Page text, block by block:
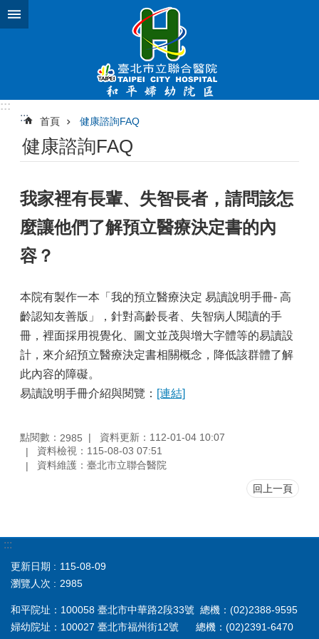
跳到主要內容區塊
:::
:::
首頁 健康諮詢FAQ
健康諮詢FAQ
我家裡有長輩、失智長者，請問該怎
麼讓他們了解預立醫療決定書的內
容？
本院有製作一本「我的預立醫療決定 易讀說明手冊- 高
齡認知友善版」，針對高齡長者、失智病人閱讀的手
冊，裡面採用視覺化、圖文並茂與增大字體等的易讀設
計，來介紹預立醫療決定書相關概念，降低該群體了解
此內容的障礙。
易讀說明手冊介紹與閱覽： [連結]
點閱數： 2985
資料更新：112-01-04 10:07
資料檢視：115-08-03 07:51
資料維護：臺北市立聯合醫院
回上一頁
:::
更新日期
115-08-09
瀏覽人次
2985
和平院址：100058 臺北市中華路2段33號 總機：(02)2388-9595
婦幼院址：100027 臺北市福州街12號 總機：(02)2391-6470